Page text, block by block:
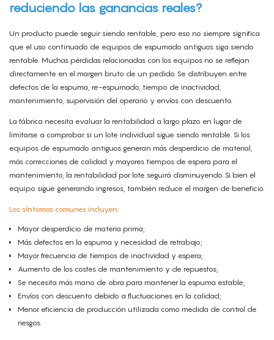
reduciendo las ganancias reales?
Un producto puede seguir siendo rentable, pero eso no siempre significa
que el uso continuado de equipos de espumado antiguos siga siendo
rentable. Muchas pérdidas relacionadas con los equipos no se reflejan
directamente en el margen bruto de un pedido. Se distribuyen entre
defectos de la espuma, re-espumado, tiempo de inactividad,
mantenimiento, supervisión del operario y envíos con descuento.
La fábrica necesita evaluar la rentabilidad a largo plazo en lugar de
limitarse a comprobar si un lote individual sigue siendo rentable. Si los
equipos de espumado antiguos generan más desperdicio de material,
más correcciones de calidad y mayores tiempos de espera para el
mantenimiento, la rentabilidad por lote seguirá disminuyendo. Si bien el
equipo sigue generando ingresos, también reduce el margen de beneficio.
Los síntomas comunes incluyen:
Mayor desperdicio de materia prima;
Más defectos en la espuma y necesidad de retrabajo;
Mayor frecuencia de tiempos de inactividad y espera;
Aumento de los costes de mantenimiento y de repuestos;
Se necesita más mano de obra para mantener la espuma estable;
Envíos con descuento debido a fluctuaciones en la calidad;
Menor eficiencia de producción utilizada como medida de control de
riesgos.